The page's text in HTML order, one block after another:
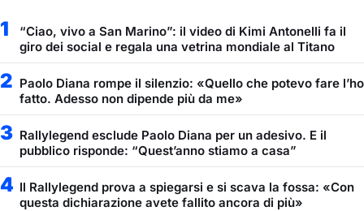
1
“Ciao, vivo a San Marino”: il video di Kimi Antonelli fa il
giro dei social e regala una vetrina mondiale al Titano
2 Paolo Diana rompe il silenzio: «Quello che potevo fare l’ho
fatto. Adesso non dipende più da me»
3 Rallylegend esclude Paolo Diana per un adesivo. E il
pubblico risponde: “Quest’anno stiamo a casa”
4 Il Rallylegend prova a spiegarsi e si scava la fossa: «Con
questa dichiarazione avete fallito ancora di più»